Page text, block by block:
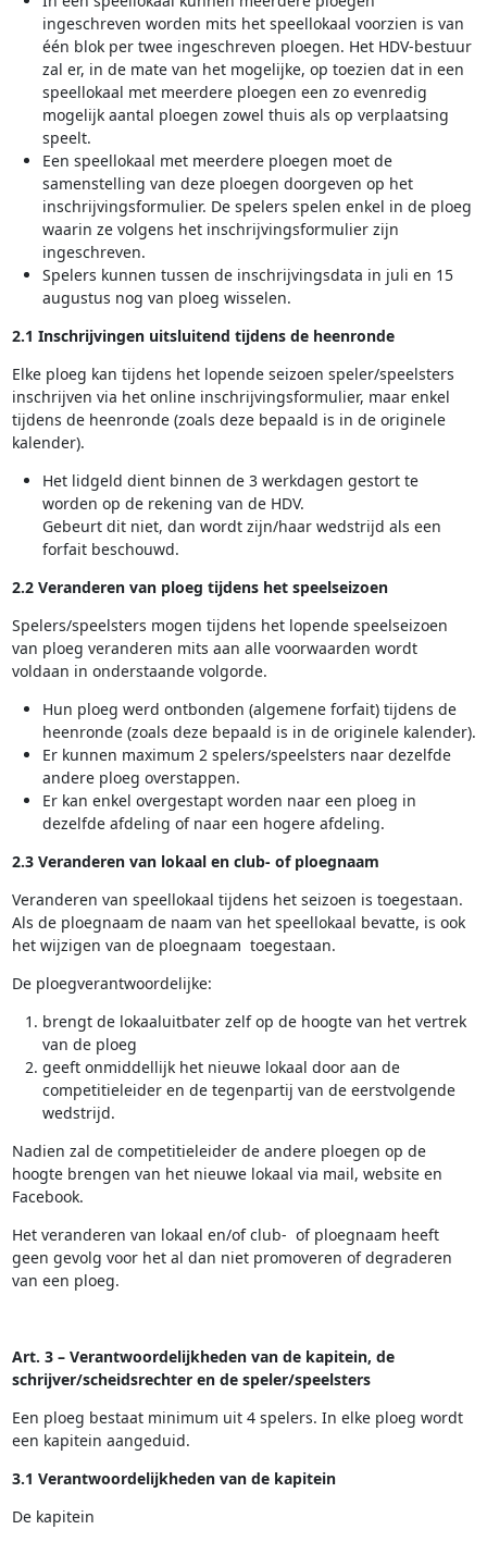
ingeschreven worden mits het speellokaal voorzien is van
één blok per twee ingeschreven ploegen. Het HDV-bestuur
zal er, in de mate van het mogelijke, op toezien dat in een
speellokaal met meerdere ploegen een zo evenredig
mogelijk aantal ploegen zowel thuis als op verplaatsing
speelt.
Een speellokaal met meerdere ploegen moet de
samenstelling van deze ploegen doorgeven op het
inschrijvingsformulier. De spelers spelen enkel in de ploeg
waarin ze volgens het inschrijvingsformulier zijn
ingeschreven.
Spelers kunnen tussen de inschrijvingsdata in juli en 15
augustus nog van ploeg wisselen.
2.1 Inschrijvingen uitsluitend tijdens de heenronde
Elke ploeg kan tijdens het lopende seizoen speler/speelsters
inschrijven via het online inschrijvingsformulier, maar enkel
tijdens de heenronde (zoals deze bepaald is in de originele
kalender).
Het lidgeld dient binnen de 3 werkdagen gestort te
worden op de rekening van de HDV.
Gebeurt dit niet, dan wordt zijn/haar wedstrijd als een
forfait beschouwd.
2.2 Veranderen van ploeg tijdens het speelseizoen
Spelers/speelsters mogen tijdens het lopende speelseizoen
van ploeg veranderen mits aan alle voorwaarden wordt
voldaan in onderstaande volgorde.
Hun ploeg werd ontbonden (algemene forfait) tijdens de
heenronde (zoals deze bepaald is in de originele kalender).
Er kunnen maximum 2 spelers/speelsters naar dezelfde
andere ploeg overstappen.
Er kan enkel overgestapt worden naar een ploeg in
dezelfde afdeling of naar een hogere afdeling.
2.3 Veranderen van lokaal en club- of ploegnaam
Veranderen van speellokaal tijdens het seizoen is toegestaan.
Als de ploegnaam de naam van het speellokaal bevatte, is ook
het wijzigen van de ploegnaam toegestaan.
De ploegverantwoordelijke:
brengt de lokaaluitbater zelf op de hoogte van het vertrek
van de ploeg
geeft onmiddellijk het nieuwe lokaal door aan de
competitieleider en de tegenpartij van de eerstvolgende
wedstrijd.
Nadien zal de competitieleider de andere ploegen op de
hoogte brengen van het nieuwe lokaal via mail, website en
Facebook.
Het veranderen van lokaal en/of club- of ploegnaam heeft
geen gevolg voor het al dan niet promoveren of degraderen
van een ploeg.
Art. 3 – Verantwoordelijkheden van de kapitein, de
schrijver/scheidsrechter en de speler/speelsters
Een ploeg bestaat minimum uit 4 spelers. In elke ploeg wordt
een kapitein aangeduid.
3.1 Verantwoordelijkheden van de kapitein
De kapitein